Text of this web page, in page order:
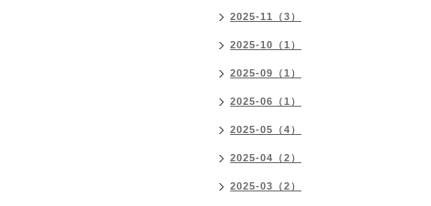
2025-11（3）
2025-10（1）
2025-09（1）
2025-06（1）
2025-05（4）
2025-04（2）
2025-03（2）